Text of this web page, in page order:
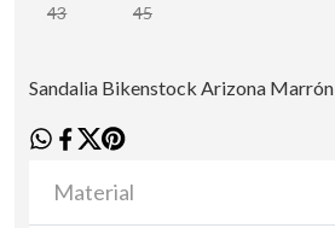
43 45
Sandalia Bikenstock Arizona Marrón
Material